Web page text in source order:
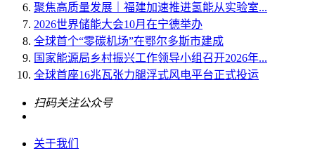
聚焦高质量发展｜福建加速推进氢能从实验室...
2026世界储能大会10月在宁德举办
全球首个“零碳机场”在鄂尔多斯市建成
国家能源局乡村振兴工作领导小组召开2026年...
全球首座16兆瓦张力腿浮式风电平台正式投运
扫码关注公众号
关于我们